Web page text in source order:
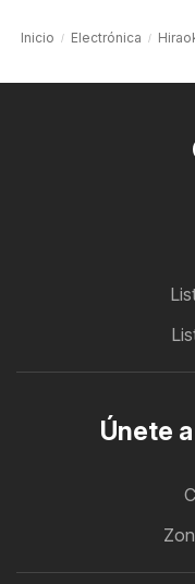
Inicio Electrónica
Únete